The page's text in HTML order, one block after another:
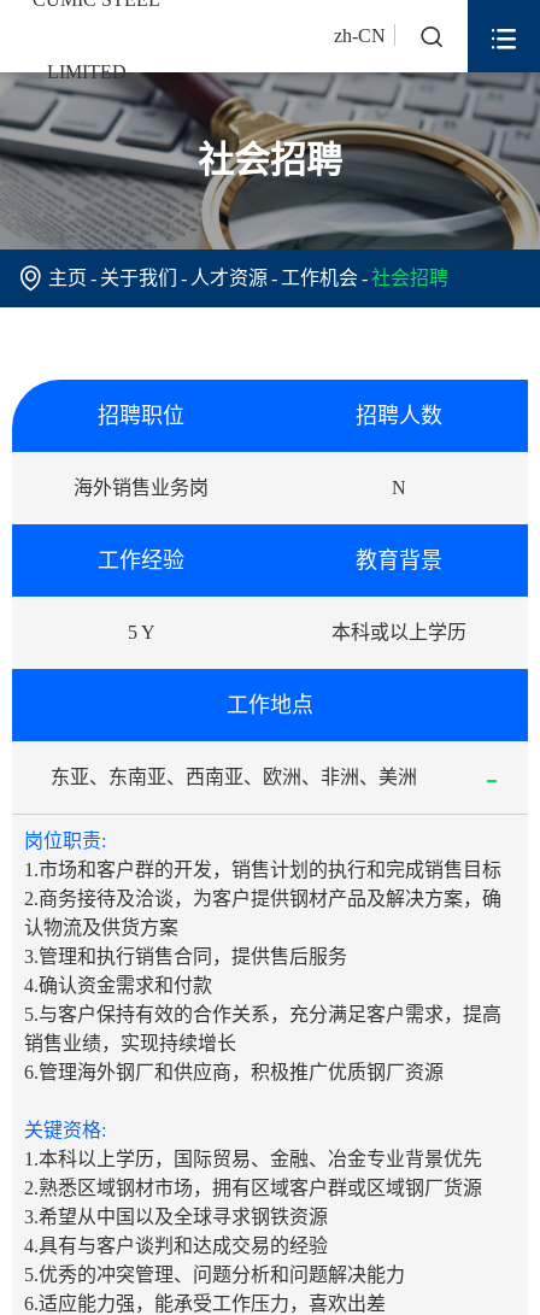
zh-CN  
社会招聘
 主页 关于我们 人才资源 工作机会 社会招聘
招聘职位
海外销售业务岗
招聘人数
N
工作经验
5 Y
教育背景
本科或以上学历
工作地点
东亚、东南亚、西南亚、欧洲、非洲、美洲 -
岗位职责:
1.市场和客户群的开发，销售计划的执行和完成销售目标
2.商务接待及洽谈，为客户提供钢材产品及解决方案，确
认物流及供货方案
3.管理和执行销售合同，提供售后服务
4.确认资金需求和付款
5.与客户保持有效的合作关系，充分满足客户需求，提高
销售业绩，实现持续增长
6.管理海外钢厂和供应商，积极推广优质钢厂资源
关键资格:
1.本科以上学历，国际贸易、金融、冶金专业背景优先
2.熟悉区域钢材市场，拥有区域客户群或区域钢厂货源
3.希望从中国以及全球寻求钢铁资源
4.具有与客户谈判和达成交易的经验
5.优秀的冲突管理、问题分析和问题解决能力
6.适应能力强，能承受工作压力，喜欢出差